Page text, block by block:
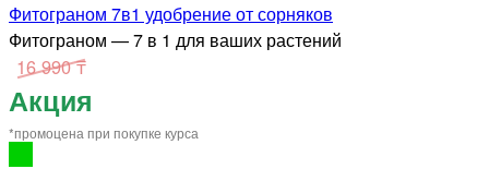
Фитограном 7в1 удобрение от сорняков
Фитограном — 7 в 1 для ваших растений
16 990 ₸
Акция
*промоцена при покупке курса